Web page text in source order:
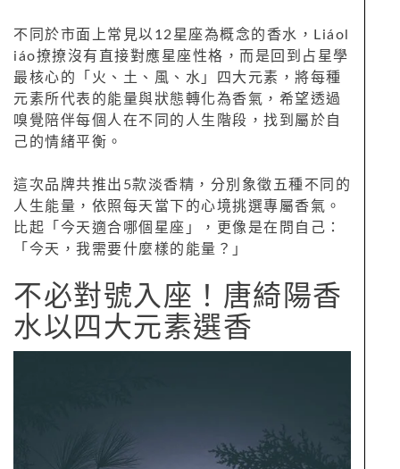
不同於市面上常見以12星座為概念的香水，Liáol
iáo撩撩沒有直接對應星座性格，而是回到占星學
最核心的「火、土、風、水」四大元素，將每種
元素所代表的能量與狀態轉化為香氣，希望透過
嗅覺陪伴每個人在不同的人生階段，找到屬於自
己的情緒平衡。
這次品牌共推出5款淡香精，分別象徵五種不同的
人生能量，依照每天當下的心境挑選專屬香氣。
比起「今天適合哪個星座」，更像是在問自己：
「今天，我需要什麼樣的能量？」
不必對號入座！唐綺陽香
水以四大元素選香